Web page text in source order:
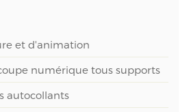
et d'animation
numérique tous supports
autocollants